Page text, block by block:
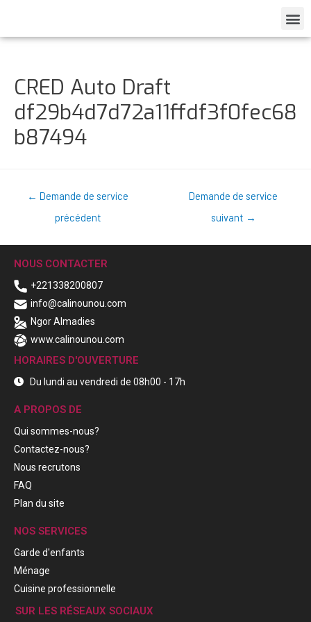
CRED Auto Draft
df29b4d7d72a11ffdf3f0fec68
b87494
← Demande de service
précédent
Demande de service
suivant →
NOUS CONTACTER
+221338200807
info@calinounou.com
Ngor Almadies
www.calinounou.com
HORAIRES D'OUVERTURE
Du lundi au vendredi de 08h00 - 17h
A PROPOS DE
Qui sommes-nous?
Contactez-nous?
Nous recrutons
FAQ
Plan du site
NOS SERVICES
Garde d'enfants
Ménage
Cuisine professionnelle
SUR LES RÉSEAUX SOCIAUX